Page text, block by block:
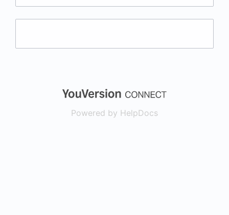
(opens in a
Powered by HelpDocs